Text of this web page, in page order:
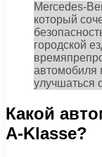
Mercedes-
который
городской
автомобиля
улучшаться
Какой
A-Klasse?